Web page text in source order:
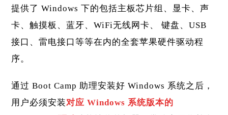
提供了 Windows 下的包括主板芯片组、显卡、声
卡、触摸板、蓝牙、WiFi无线网卡、 键盘、USB
接口、雷电接口等等在内的全套苹果硬件驱动程
序。
通过 Boot Camp 助理安装好 Windows 系统之后，
用户必须安装对应 Windows 系统版本的